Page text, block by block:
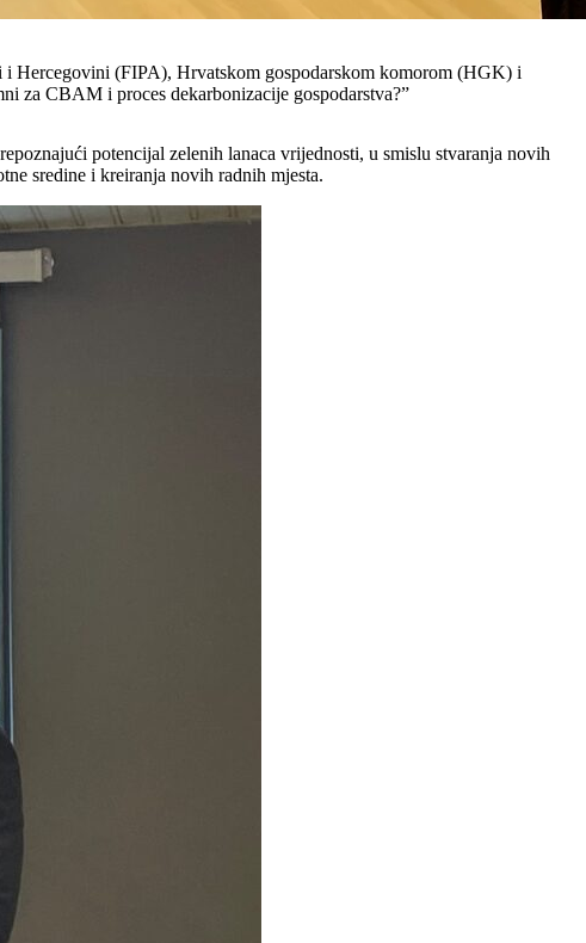
i Hercegovini (FIPA), Hrvatskom gospodarskom komorom (HGK) i
za CBAM i proces dekarbonizacije gospodarstva?”
potencijal zelenih lanaca vrijednosti, u smislu stvaranja novih
sredine i kreiranja novih radnih mjesta.